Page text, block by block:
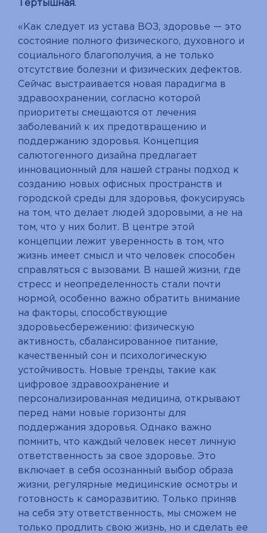
Тертышная.
«Как следует из устава ВОЗ, здоровье — это
состояние полного физического, духовного и
социального благополучия, а не только
отсутствие болезни и физических дефектов.
Сейчас выстраивается новая парадигма в
здравоохранении, согласно которой
приоритеты смещаются от лечения
заболеваний к их предотвращению и
поддержанию здоровья. Концепция
салютогенного дизайна предлагает
инновационный для нашей страны подход к
созданию новых офисных пространств и
городской среды для здоровья, фокусируясь
на том, что делает людей здоровыми, а не на
том, что у них болит. В центре этой
концепции лежит уверенность в том, что
жизнь имеет смысл и что человек способен
справляться с вызовами. В нашей жизни, где
стресс и неопределенность стали почти
нормой, особенно важно обратить внимание
на факторы, способствующие
здоровьесбережению: физическую
активность, сбалансированное питание,
качественный сон и психологическую
устойчивость. Новые тренды, такие как
цифровое здравоохранение и
персонализированная медицина, открывают
перед нами новые горизонты для
поддержания здоровья. Однако важно
помнить, что каждый человек несет личную
ответственность за свое здоровье. Это
включает в себя осознанный выбор образа
жизни, регулярные медицинские осмотры и
готовность к саморазвитию. Только приняв
на себя эту ответственность, мы сможем не
только продлить свою жизнь, но и сделать ее